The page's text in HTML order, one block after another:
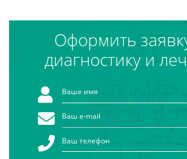
Оформить
диагностику и